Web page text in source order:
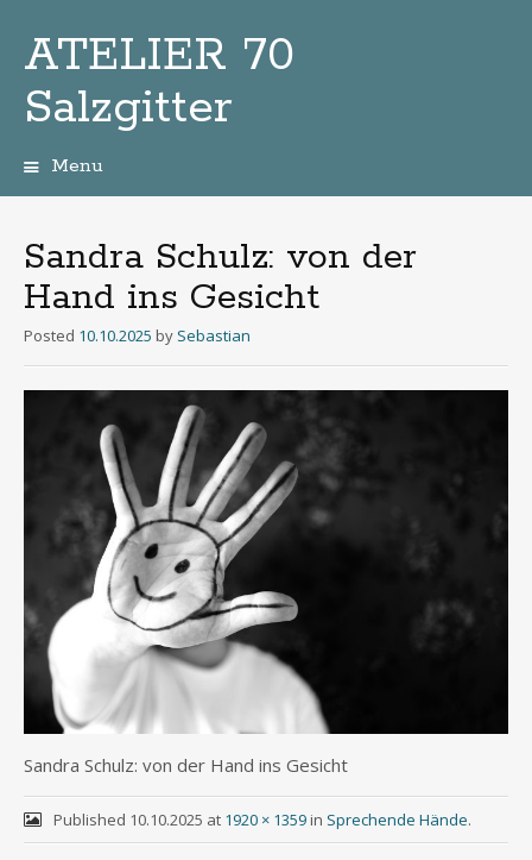
ATELIER 70
Salzgitter
Menu
Sandra Schulz: von der
Hand ins Gesicht
Posted 10.10.2025 by Sebastian
San­dra Schulz: von der Hand ins Gesicht
Published 10.10.2025 at 1920 × 1359in Sprechende Hände.